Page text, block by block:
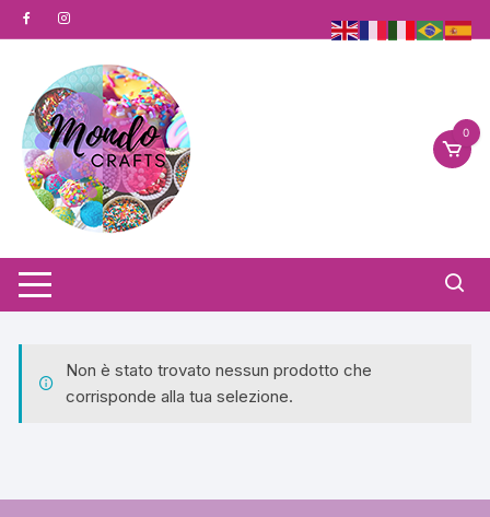
al
0
Non è stato trovato nessun prodotto che
corrisponde alla tua selezione.